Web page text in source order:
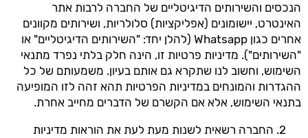
הנכסים והשירותים הדיגיטליים של החברה לרבות אתר
האינטרט, יישומונים (אפליקציות) סלולריות, ושירותים מקוונים
אחרים כגון Whatsapp (להלן יחד: "השירותים הדיגיטליים" או
"השירותים"). מדיניות פרטיות זו, הינה חלק בלתי נפרד מתנאי
השימוש, וחשוב לנו שתקרא גם אותם בעיון. משמעותם של כל
ההגדרות והמונחים במדיניות הפרטיות תהא זהה לזו המופיעה
בתנאי השימוש, אלא אם הקשרם של הדברים מחייב אחרת.
החברה רשאית לשנות מעת לעת את הוראות מדיניות